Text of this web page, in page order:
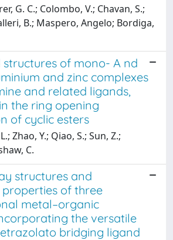
G. C.; Colombo, V.; Chavan, S.;
B.; Maspero, Angelo; Bordiga,
structures of mono- A nd
and zinc complexes
and related ligands,
the ring opening
of cyclic esters
Zhao, Y.; Qiao, S.; Sun, Z.;
C.
structures and
properties of three
metal–organic
the versatile
bridging ligand